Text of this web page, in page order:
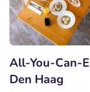
All-You-Can-
Den Haag